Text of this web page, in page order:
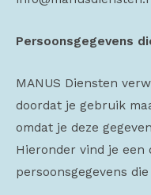
Persoonsgegevens
MANUS Diensten
doordat je gebruik
omdat je deze
Hieronder vind je een
persoonsgegevens